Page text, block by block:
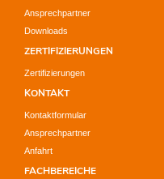
Ansprechpartner
Downloads
ZERTIFIZIERUNGEN
Zertifizierungen
KONTAKT
Kontaktformular
Ansprechpartner
Anfahrt
FACHBEREICHE